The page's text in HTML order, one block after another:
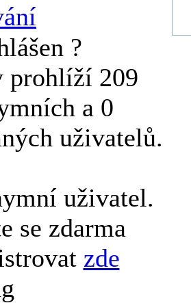
?
prohlíží 209
a 0
uživatelů.
uživatel.
se zdarma
zde